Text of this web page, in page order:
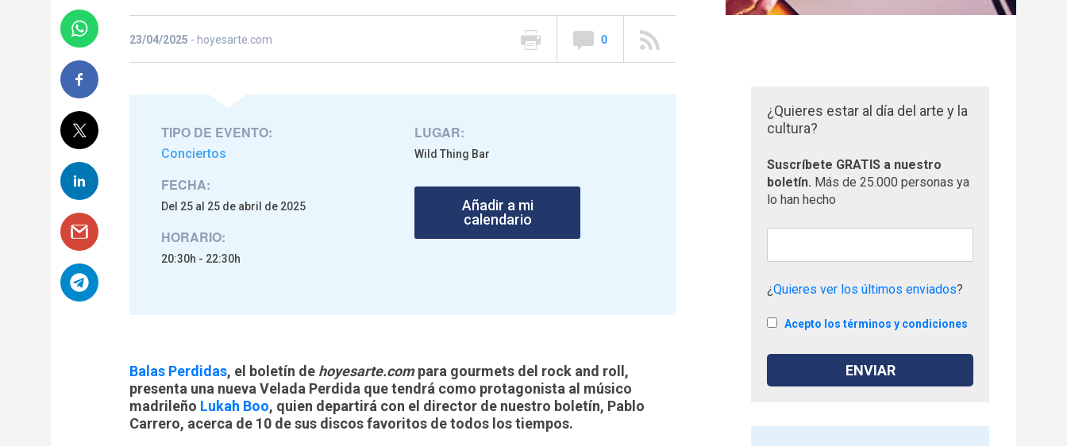
23/04/2025 - hoyesarte.com 0
TIPO DE EVENTO:
Conciertos
FECHA:
Del 25 al 25 de abril de 2025
HORARIO:
20:30h - 22:30h
LUGAR:
Wild Thing Bar
Añadir a mi
calendario
Balas Perdidas, el boletín de hoyesarte.compara gourmets del rock and roll,
presenta una nueva Velada Perdida que tendrá como protagonista al músico
madrileño Lukah Boo, quien departirá con el director de nuestro boletín, Pablo
Carrero, acerca de 10 de sus discos favoritos de todos los tiempos.
¿Quieres estar al día del arte y la
cultura?
Suscríbete GRATIS a nuestro
boletín. Más de 25.000 personas ya
lo han hecho
¿Quieres ver los últimos enviados?
Acepto los términos y condiciones